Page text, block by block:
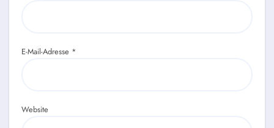
E-Mail-Adresse *
Website